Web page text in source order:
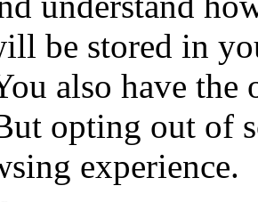
be stored in
also have
opting out of
experience.